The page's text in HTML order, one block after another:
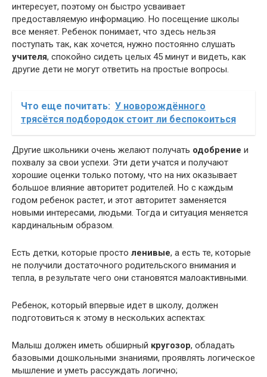
интересует, поэтому он быстро усваивает
предоставляемую информацию. Но посещение школы
все меняет. Ребенок понимает, что здесь нельзя
поступать так, как хочется, нужно постоянно слушать
учителя, спокойно сидеть целых 45 минут и видеть, как
другие дети не могут ответить на простые вопросы.
Что еще почитать: У новорождённого
трясётся подбородок стоит ли беспокоиться
Другие школьники очень желают получать одобрение и
похвалу за свои успехи. Эти дети учатся и получают
хорошие оценки только потому, что на них оказывает
большое влияние авторитет родителей. Но с каждым
годом ребенок растет, и этот авторитет заменяется
новыми интересами, людьми. Тогда и ситуация меняется
кардинальным образом.
Есть детки, которые просто ленивые, а есть те, которые
не получили достаточного родительского внимания и
тепла, в результате чего они становятся малоактивными.
Ребенок, который впервые идет в школу, должен
подготовиться к этому в нескольких аспектах:
Малыш должен иметь обширный кругозор, обладать
базовыми дошкольными знаниями, проявлять логическое
мышление и уметь рассуждать логично;